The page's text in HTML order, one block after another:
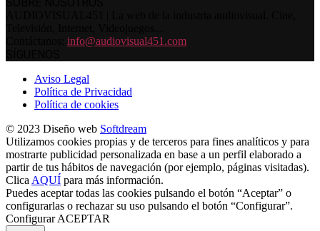
info@audiovisual451.com
Aviso Legal
Política de Privacidad
Política de cookies
© 2023 Diseño web Softdream
Utilizamos cookies propias y de terceros para fines analíticos y para
mostrarte publicidad personalizada en base a un perfil elaborado a
partir de tus hábitos de navegación (por ejemplo, páginas visitadas).
Clica AQUÍ para más información.
Puedes aceptar todas las cookies pulsando el botón “Aceptar” o
configurarlas o rechazar su uso pulsando el botón “Configurar”.
Configurar ACEPTAR